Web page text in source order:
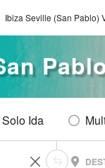
Ibiza Seville (San Pablo)
Solo Ida